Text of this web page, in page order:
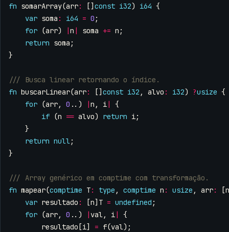
fn somarArray(arr: [] const i32) i64 {
var soma : i64 = 0 ;
for (arr) |n | soma += n ;
return soma ;
}
fn buscarLinear(arr: [] const i32 , alvo : i32) ?usize {
for (arr, 0 ..) |n , i|
{
if (n == alvo) return i;
}
return null;
}
fn mapear(comptime T: type , comptime n : usize , arr: [n
var resultado : [n] T = undefined ;
for (arr, 0 ..) | val, i|
{
resultado [i] = f(val);